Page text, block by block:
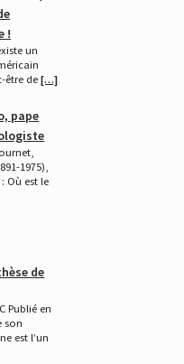
!
un
être de […]
pape
1975),
Où est le
de
Publié en
son
est l’un